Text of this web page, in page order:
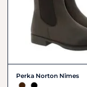
Perka Norton Nîmes